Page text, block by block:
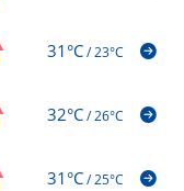
31°C/23°C
32°C/26°C
31°C/25°C